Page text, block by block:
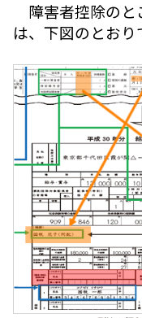
障害者控除のと
は、下図のとおり